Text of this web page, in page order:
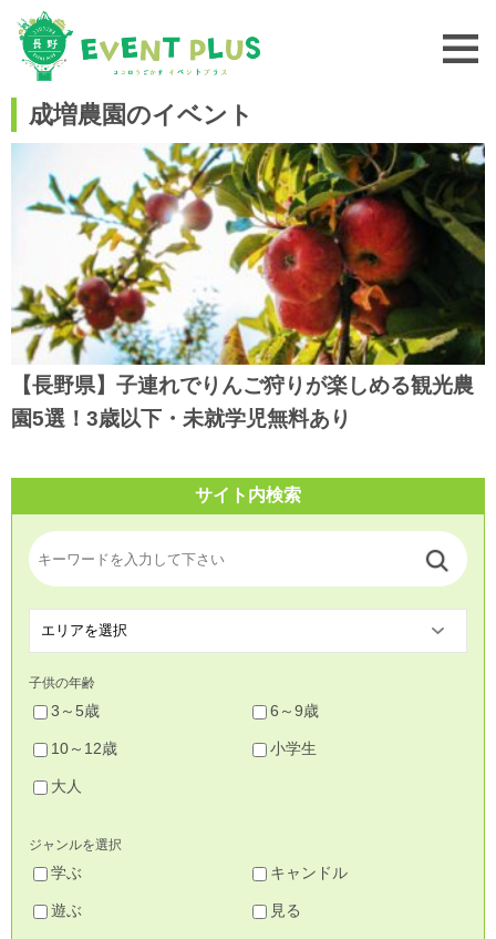
成増農園のイベント
【長野県】子連れでりんご狩りが楽しめる観光農
園5選！3歳以下・未就学児無料あり
サイト内検索
子供の年齢
3～5歳 6～9歳
10～12歳 小学生
大人
ジャンルを選択
学ぶ キャンドル
遊ぶ 見る